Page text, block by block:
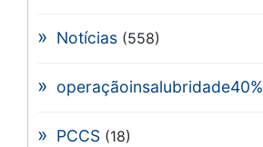
Notícias (558)
operaçãoinsalubridade40%
PCCS (18)